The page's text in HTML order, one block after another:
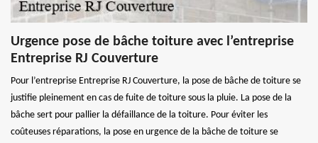
Urgence pose de bâche toiture avec l’entreprise
Entreprise RJ Couverture
Pour l’entreprise Entreprise RJ Couverture, la pose de bâche de toiture se
justifie pleinement en cas de fuite de toiture sous la pluie. La pose de la
bâche sert pour pallier la défaillance de la toiture. Pour éviter les
coûteuses réparations, la pose en urgence de la bâche de toiture se